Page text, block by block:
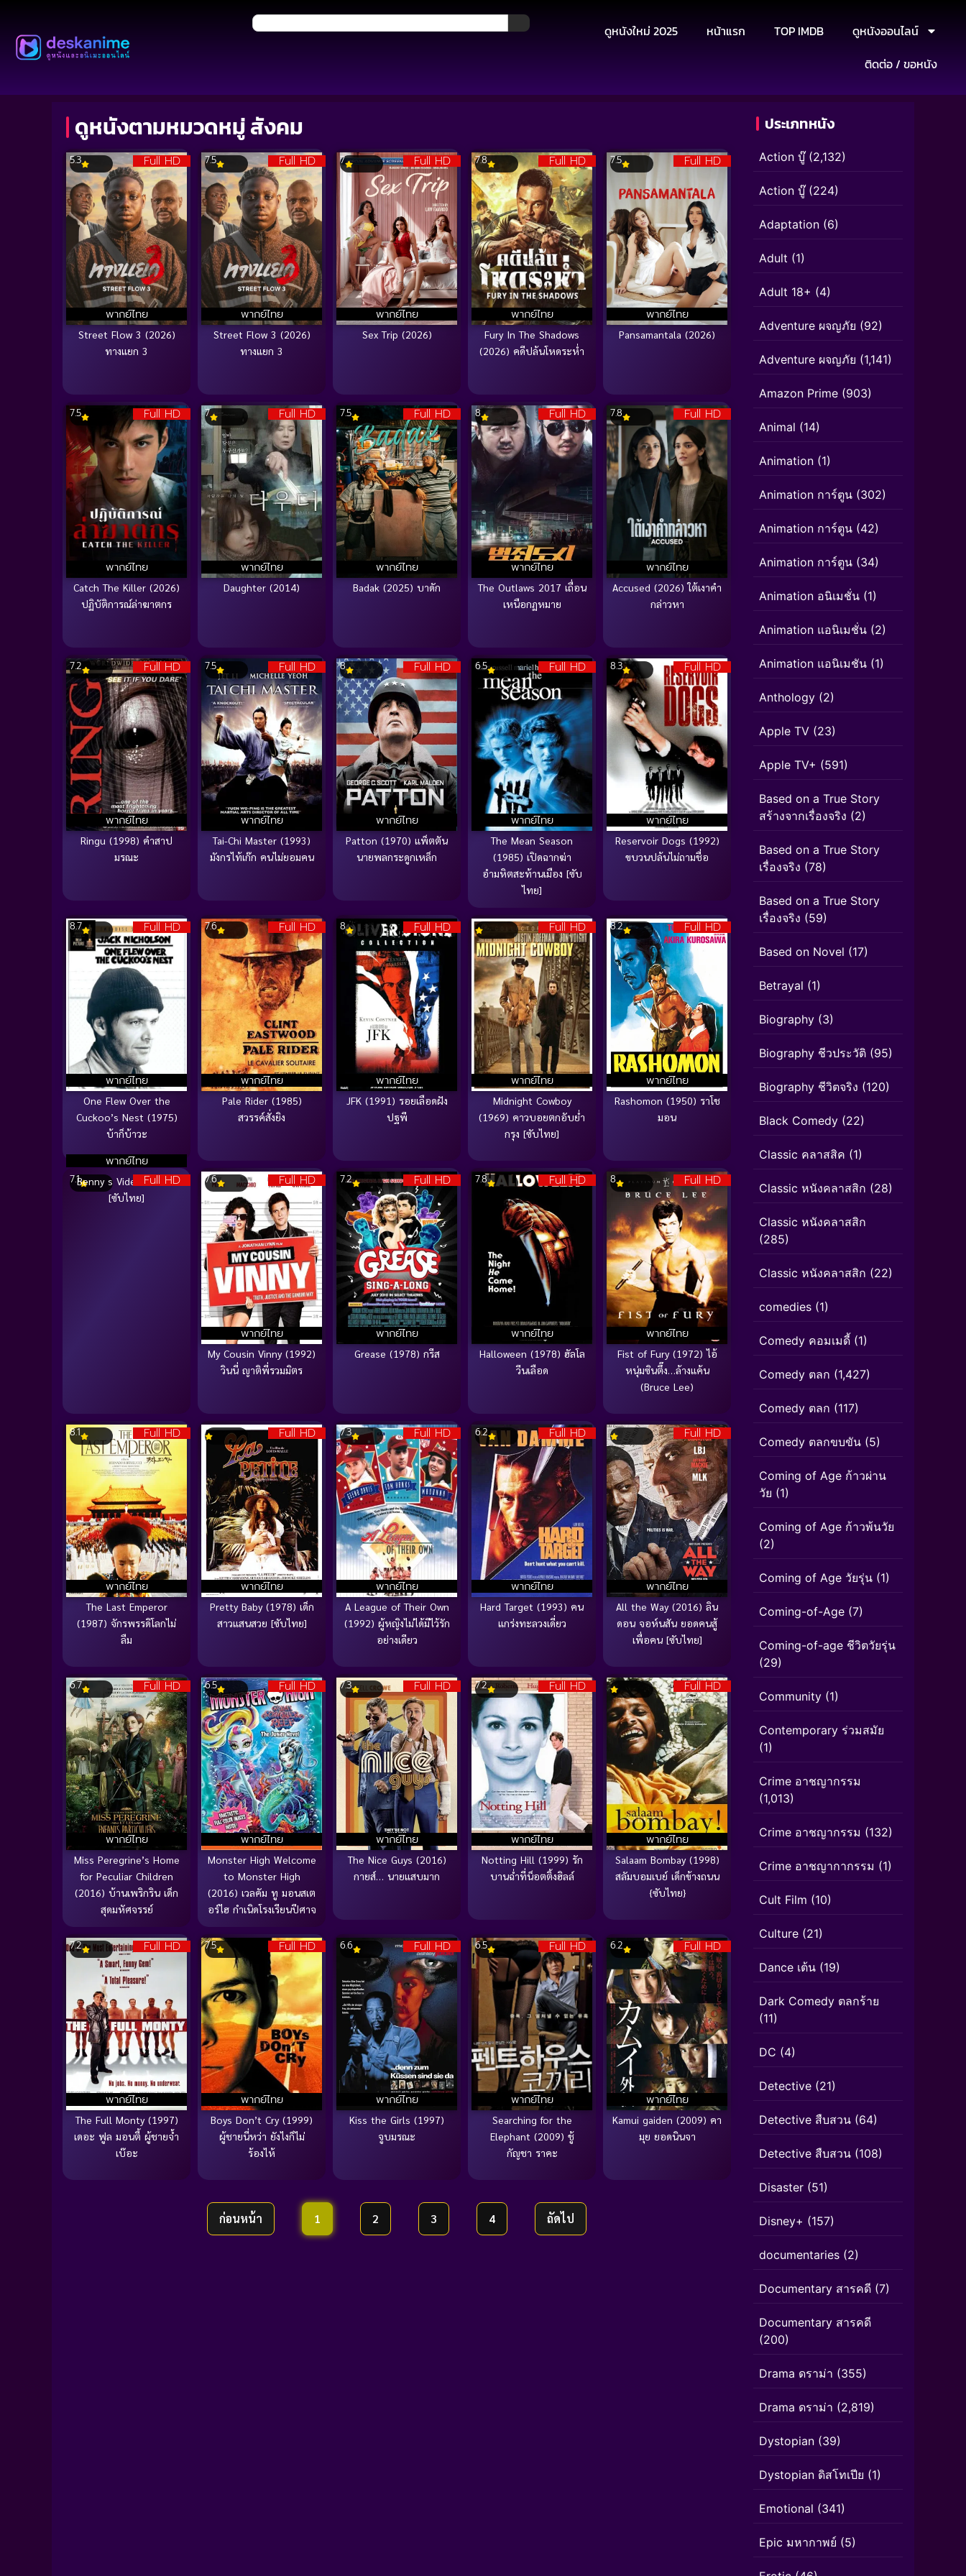
ดูหนังใหม่ 2025 หน้าแรก TOP IMDB
ดูหนังออนไลน์
ติดต่อ / ขอหนัง
ดูหนังตามหมวดหมู่ สังคม
Full HD
พากย์ไทย
5.3
Street Flow 3 (2026)
ทางแยก 3
Full HD
พากย์ไทย
7.5
Street Flow 3 (2026)
ทางแยก 3
Full HD
พากย์ไทย
7
Sex Trip (2026)
Full HD
พากย์ไทย
7.8
Fury In The Shadows
(2026) คดีปล้นโหดระห่ำ
Full HD
พากย์ไทย
7.5
Pansamantala (2026)
Full HD
พากย์ไทย
7.5
Catch The Killer (2026)
ปฏิบัติการณ์ล่าฆาตกร
Full HD
พากย์ไทย
7
Daughter (2014)
Full HD
พากย์ไทย
7.5
Badak (2025) บาดัก
Full HD
พากย์ไทย
8
The Outlaws 2017 เถื่อน
เหนือกฏหมาย
Full HD
พากย์ไทย
7.8
Accused (2026) ใต้เงาคำ
กล่าวหา
Full HD
พากย์ไทย
7.2
Ringu (1998) คำสาป
มรณะ
Full HD
พากย์ไทย
7.5
Tai-Chi Master (1993)
มังกรไท้เก๊ก คนไม่ยอมคน
Full HD
พากย์ไทย
8
Patton (1970) แพ็ตตัน
นายพลกระดูกเหล็ก
Full HD
พากย์ไทย
6.5
The Mean Season
(1985) เปิดฉากฆ่า
อำมหิตสะท้านเมือง [ซับ
ไทย]
Full HD
พากย์ไทย
8.3
Reservoir Dogs (1992)
ขบวนปล้นไม่ถามชื่อ
Full HD
พากย์ไทย
8.7
One Flew Over the
Cuckoo’s Nest (1975)
บ้าก็บ้าวะ
Full HD
พากย์ไทย
7.6
Pale Rider (1985)
สวรรค์สั่งยิง
Full HD
พากย์ไทย
8
JFK (1991) รอยเลือดฝัง
ปฐพี
Full HD
พากย์ไทย
Midnight Cowboy
(1969) คาวบอยตกอับย่ำ
กรุง [ซับไทย]
Full HD
พากย์ไทย
8.2
Rashomon (1950) ราโช
มอน
Full HD
พากย์ไทย
7.1Benny s Video (1992)
[ซับไทย]
Full HD
พากย์ไทย
7.6
My Cousin Vinny (1992)
วินนี่ ญาติพี่รวมมิตร
Full HD
พากย์ไทย
7.2
Grease (1978) กรีส
Full HD
พากย์ไทย
7.8
Halloween (1978) ฮัลโล
วีนเลือด
Full HD
พากย์ไทย
8
Fist of Fury (1972) ไอ้
หนุ่มซินตึ๊ง…ล้างแค้น
(Bruce Lee)
Full HD
พากย์ไทย
8.1
The Last Emperor
(1987) จักรพรรดิโลกไม่
ลืม
Full HD
พากย์ไทย
Pretty Baby (1978) เด็ก
สาวแสนสวย [ซับไทย]
Full HD
พากย์ไทย
7.3
A League of Their Own
(1992) ผู้หญิงไม่ได้มีไว้รัก
อย่างเดียว
Full HD
พากย์ไทย
6.2
Hard Target (1993) คน
แกร่งทะลวงเดี่ยว
Full HD
พากย์ไทย
All the Way (2016) ลิน
ดอน จอห์นสัน ยอดคนสู้
เพื่อคน [ซับไทย]
Full HD
พากย์ไทย
6.7
Miss Peregrine’s Home
for Peculiar Children
(2016) บ้านเพริกริน เด็ก
สุดมหัศจรรย์
Full HD
พากย์ไทย
6.5
Monster High Welcome
to Monster High
(2016) เวลคัม ทู มอนสเต
อร์ไฮ กำเนิดโรงเรียนปีศาจ
Full HD
พากย์ไทย
7.3
The Nice Guys (2016)
กายส์… นายแสบมาก
Full HD
พากย์ไทย
7.2
Notting Hill (1999) รัก
บานฉ่ำที่น็อตติ้งฮิลล์
Full HD
พากย์ไทย
Salaam Bombay (1998)
สลัมบอมเบย์ เด็กข้างถนน
{ซับไทย}
Full HD
พากย์ไทย
7.2
The Full Monty (1997)
เดอะ ฟูล มอนตี้ ผู้ชายจ้ำ
เบ๊อะ
Full HD
พากย์ไทย
7.5
Boys Don’t Cry (1999)
ผู้ชายนี่หว่า ยังไงก็ไม่
ร้องไห้
Full HD
พากย์ไทย
6.6
Kiss the Girls (1997)
จูบมรณะ
Full HD
พากย์ไทย
6.5
Searching for the
Elephant (2009) ชู้
กัญชา ราคะ
Full HD
พากย์ไทย
6.2
Kamui gaiden (2009) คา
มุย ยอดนินจา
ก่อนหน้า 1 2 3 4 ถัดไป
ประเภทหนัง
Action บู๊(2,132)
Action บู๊(224)
Adaptation (6)
Adult (1)
Adult 18+ (4)
Adventure ผจญภัย (92)
Adventure ผจญภัย (1,141)
Amazon Prime (903)
Animal (14)
Animation (1)
Animation การ์ตูน (302)
Animation การ์ตูน (42)
Animation การ์ตูน (34)
Animation อนิเมชั่น (1)
Animation แอนิเมชั่น (2)
Animation แอนิเมชัน (1)
Anthology (2)
Apple TV (23)
Apple TV+ (591)
Based on a True Story
สร้างจากเรื่องจริง (2)
Based on a True Story
เรื่องจริง (78)
Based on a True Story
เรื่องจริง (59)
Based on Novel (17)
Betrayal (1)
Biography (3)
Biography ชีวประวัติ (95)
Biography ชีวิตจริง (120)
Black Comedy (22)
Classic คลาสสิค (1)
Classic หนังคลาสสิก (28)
Classic หนังคลาสสิก
(285)
Classic หนังคลาสสิก (22)
comedies (1)
Comedy คอมเมดี้ (1)
Comedy ตลก (1,427)
Comedy ตลก (117)
Comedy ตลกขบขัน (5)
Coming of Age ก้าวผ่าน
วัย (1)
Coming of Age ก้าวพ้นวัย
(2)
Coming of Age วัยรุ่น (1)
Coming-of-Age (7)
Coming-of-age ชีวิตวัยรุ่น
(29)
Community (1)
Contemporary ร่วมสมัย
(1)
Crime อาชญากรรม
(1,013)
Crime อาชญากรรม (132)
Crime อาชญากากรรม (1)
Cult Film (10)
Culture (21)
Dance เต้น (19)
Dark Comedy ตลกร้าย
(11)
DC (4)
Detective (21)
Detective สืบสวน (64)
Detective สืบสวน (108)
Disaster (51)
Disney+ (157)
documentaries (2)
Documentary สารคดี (7)
Documentary สารคดี
(200)
Drama ดราม่า (355)
Drama ดราม่า (2,819)
Dystopian (39)
Dystopian ดิสโทเปีย (1)
Emotional (341)
Epic มหากาพย์ (5)